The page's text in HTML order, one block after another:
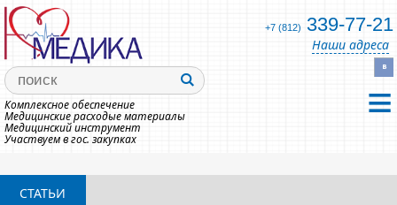
СТАТЬИ
Комплексное обеспечение
Медицинские расходые материалы
Медицинский инструмент
Участвуем в гос. закупках
+7 (812) 339-77-21
Наши адреса